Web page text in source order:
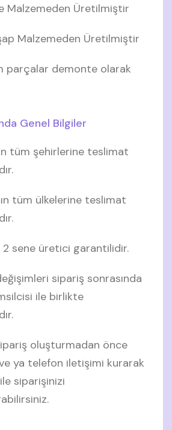
Malzemeden Üretilmiştir
Malzemeden Üretilmiştir
parçalar demonte olarak
Genel Bilgiler
tüm şehirlerine teslimat
tüm ülkelerine teslimat
2 sene üretici garantilidir.
sipariş sonrasında
ile birlikte
oluşturmadan önce
ya telefon iletişimi kurarak
siparişinizi